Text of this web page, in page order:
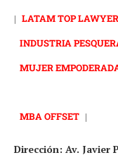
| LATAM TOP LAWYER
INDUSTRIA
MUJER
MBA OFFSET |
Dirección: Av. Javier